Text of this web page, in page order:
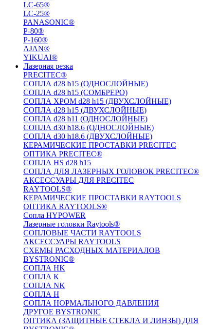
LC-65®
LC-25®
PANASONIC®
P-80®
P-160®
AJAN®
YIKUAI®
Лазерная резка
PRECITEC®
СОПЛА d28 h15 (ОДНОСЛОЙНЫЕ)
СОПЛА d28 h15 (СОМБРЕРО)
СОПЛА ХРОМ d28 h15 (ДВУХСЛОЙНЫЕ)
СОПЛА d28 h15 (ДВУХСЛОЙНЫЕ)
СОПЛА d28 h11 (ОДНОСЛОЙНЫЕ)
СОПЛА d30 h18.6 (ОДНОСЛОЙНЫЕ)
СОПЛА d30 h18.6 (ДВУХСЛОЙНЫЕ)
КЕРАМИЧЕСКИЕ ПРОСТАВКИ PRECITEC
ОПТИКА PRECITEC®
СОПЛА HS d28 h15
СОПЛА ДЛЯ ЛАЗЕРНЫХ ГОЛОВОК PRECITEC®
АКСЕССУАРЫ ДЛЯ PRECITEC
RAYTOOLS®
КЕРАМИЧЕСКИЕ ПРОСТАВКИ RAYTOOLS
ОПТИКА RAYTOOLS®
Сопла HYPOWER
Лазерные головки Raytools®
СОПЛОВЫЕ ЧАСТИ RAYTOOLS
АКСЕССУАРЫ RAYTOOLS
СХЕМЫ РАСХОДНЫХ МАТЕРИАЛОВ
BYSTRONIC®
СОПЛА HK
СОПЛА К
СОПЛА NK
СОПЛА H
СОПЛА НОРМАЛЬНОГО ДАВЛЕНИЯ
ДРУГОЕ BYSTRONIC
ОПТИКА (ЗАЩИТНЫЕ СТЕКЛА И ЛИНЗЫ) ДЛЯ